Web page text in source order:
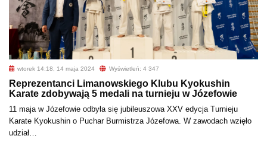
wtorek 14:18, 14 maja 2024 Wyświetleń: 4 347
Reprezentanci Limanowskiego Klubu Kyokushin
Karate zdobywają 5 medali na turnieju w Józefowie
11 maja w Józefowie odbyła się jubileuszowa XXV edycja Turnieju
Karate Kyokushin o Puchar Burmistrza Józefowa. W zawodach wzięło
udział…